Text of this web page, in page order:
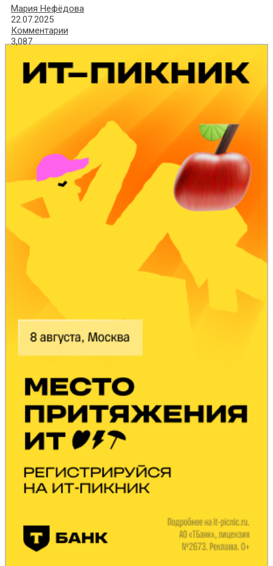
Мария Нефёдова
22.07.2025
Комментарии
3,087